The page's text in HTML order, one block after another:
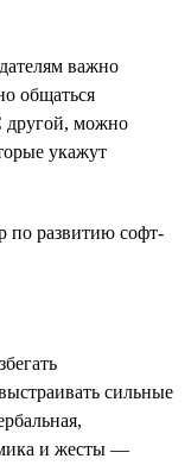
важно
общаться
другой, можно
укажут
по развитию софт-
сильные
и жесты —